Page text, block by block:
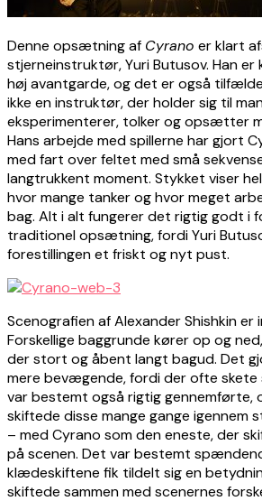
Denne opsætning af Cyrano er klart
stjerneinstruktør, Yuri Butusov. Han
høj avantgarde, og det er også
ikke en instruktør, der holder sig til
eksperimenterer, tolker og opsætter
Hans arbejde med spillerne har gjort
med fart over feltet med små
langtrukkent moment. Stykket viser
hvor mange tanker og hvor meget
bag. Alt i alt fungerer det rigtig godt i
traditionel opsætning, fordi Yuri
forestillingen et friskt og nyt pust.
Scenografien af Alexander Shishkin er
Forskellige baggrunde kører op og
der stort og åbent langt bagud. Det
mere bevægende, fordi der ofte skete
var bestemt også rigtig gennemførte,
skiftede disse mange gange igennem
– med Cyrano som den eneste, der
på scenen. Det var bestemt
klædeskiftene fik tildelt sig en
skiftede sammen med scenernes